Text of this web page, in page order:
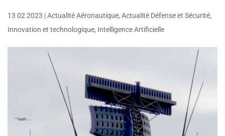
13 02 2023 |Actualité Aéronautique, Actualité Défense et Sécurité,
Innovation et technologique, Intelligence Artificielle